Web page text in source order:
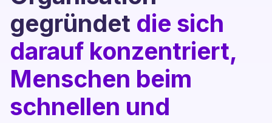
gegründet die sich
darauf konzentriert,
Menschen beim
schnellen und